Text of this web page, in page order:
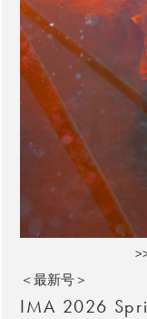
＜最新号＞
IMA 2026